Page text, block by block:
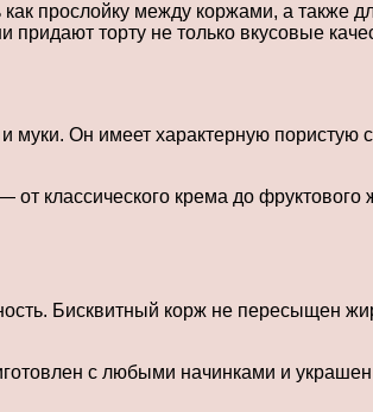
прослойку между коржами, а также
торту не только вкусовые
Он имеет характерную пористую
классического крема до фруктового
Бисквитный корж не пересыщен
с любыми начинками и